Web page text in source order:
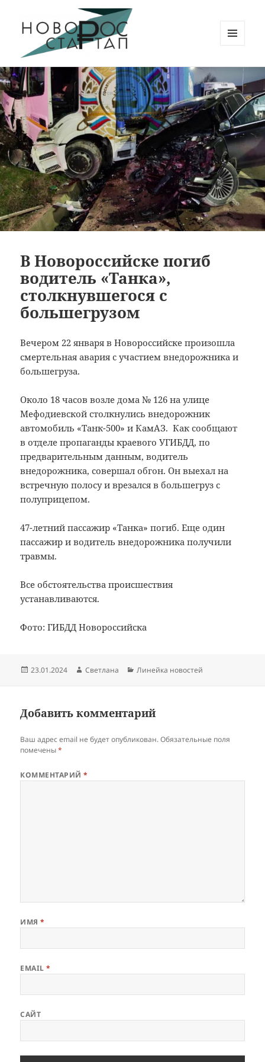
Новорос Стартап
ВИДЖЕТЫ
В Новороссийске погиб
водитель «Танка»,
столкнувшегося с
большегрузом
Вечером 22 января в Новороссийске произошла
смертельная авария с участием внедорожника и
большегруза.
Около 18 часов возле дома № 126 на улице
Мефодиевской столкнулись внедорожник
автомобиль «Танк-500» и КамАЗ. Как сообщают
в отделе пропаганды краевого УГИБДД, по
предварительным данным, водитель
внедорожника, совершал обгон. Он выехал на
встречную полосу и врезался в большегруз с
полуприцепом.
47-летний пассажир «Танка» погиб. Еще один
пассажир и водитель внедорожника получили
травмы.
Все обстоятельства происшествия
устанавливаются.
Фото: ГИБДД Новороссийска
Опубликовано
23.01.2024 Автор
Светлана Рубрики
Линейка новостей
Добавить комментарий
Ваш адрес email не будет опубликован. Обязательные поля
помечены*
КОММЕНТАРИЙ*
ИМЯ*
EMAIL*
САЙТ